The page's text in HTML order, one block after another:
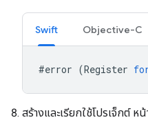
Swift Objective-C
#error (Register
สร้างและเรียกใช้โปรเจ็กต์